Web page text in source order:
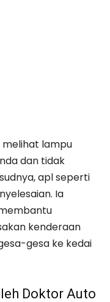
lampu
dan tidak
apl seperti
Ia
kenderaan
gesa ke kedai
Doktor Auto